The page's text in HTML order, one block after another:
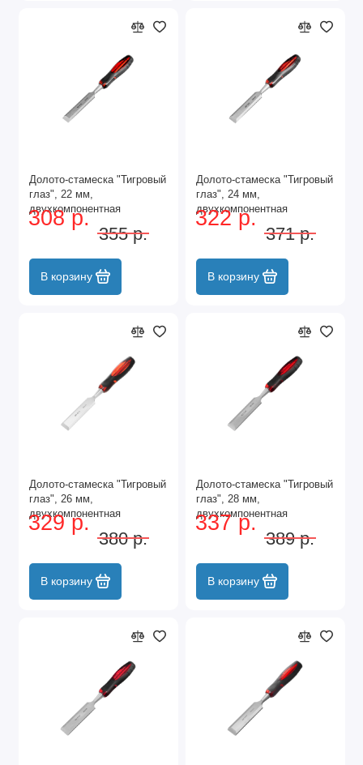
Долото-стамеска "Тигровый
глаз", 22 мм,
двухкомпонентная
обрезиненная рукоятка
308 р.
355 р.
В корзину
Долото-стамеска "Тигровый
глаз", 24 мм,
двухкомпонентная
обрезиненная рукоятка
322 р.
371 р.
В корзину
Долото-стамеска "Тигровый
глаз", 26 мм,
двухкомпонентная
обрезиненная рукоятка
329 р.
380 р.
В корзину
Долото-стамеска "Тигровый
глаз", 28 мм,
двухкомпонентная
обрезиненная рукоятка
337 р.
389 р.
В корзину